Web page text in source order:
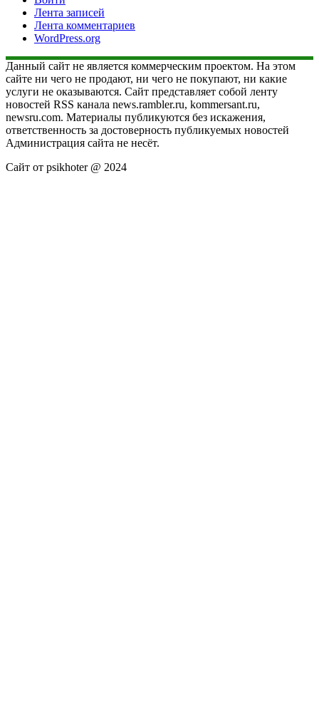
Лента записей
Лента комментариев
WordPress.org
Данный сайт не является коммерческим проектом. На этом
сайте ни чего не продают, ни чего не покупают, ни какие
услуги не оказываются. Сайт представляет собой ленту
новостей RSS канала news.rambler.ru, kommersant.ru,
newsru.com. Материалы публикуются без искажения,
ответственность за достоверность публикуемых новостей
Администрация сайта не несёт.
Сайт от psikhoter @ 2024